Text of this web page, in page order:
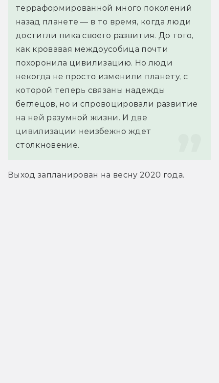
терраформированной много поколений
назад планете — в то время, когда люди
достигли пика своего развития. До того,
как кровавая междоусобица почти
похоронила цивилизацию. Но люди
некогда не просто изменили планету, с
которой теперь связаны надежды
беглецов, но и спровоцировали развитие
на ней разумной жизни. И две
цивилизации неизбежно ждет
столкновение.
Выход запланирован на весну 2020 года.